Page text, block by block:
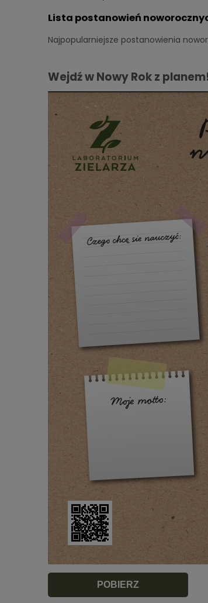
Lista postanowień
Najpopularniejsze postanowienia
Wejdź w Nowy Rok z
POBIERZ